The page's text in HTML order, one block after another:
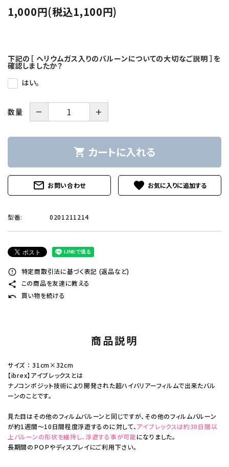
1,000円(税込1,100円)
下記の［ ヘリウムガス入りのバルーンについての大切なご説明 ］を
確認しましたか？
はい。
数量 － ＋
shopping_cart カートに入れる
mail_outline お問い合わせ favorite
型番: 0201211214
error_outline 特定商取引法に基づく表記 (返品など)
share この商品を友達に教える
undo 買い物を続ける
商品説明
サイズ ： 31cm×32cm
【ibrex】アイブレックスとは
ナノコンポジット技術により開発された超ハイバリアーフィルムで出来たバル
ーンのことです。
見た目はその他のフィルムバルーンと同じですが、その他のフィルムバルーン
が約1週間～10日間程度浮遊するのに対して、 アイブレックスは約30日間以
上バルーンの形状を維持し、浮遊する事が可能になりました。
長期間のＰＯＰやディスプレイにご利用下さい。